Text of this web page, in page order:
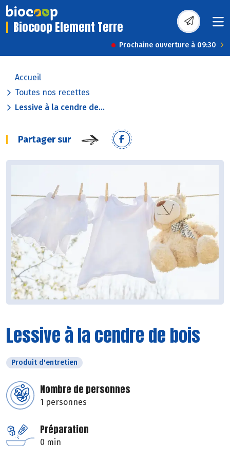
Biocoop Element Terre
Prochaine ouverture à 09:30
Accueil
Toutes nos recettes
Lessive à la cendre de...
Partager sur
Lessive à la cendre de bois
Produit d'entretien
Nombre de personnes
1 personnes
Préparation
0 min